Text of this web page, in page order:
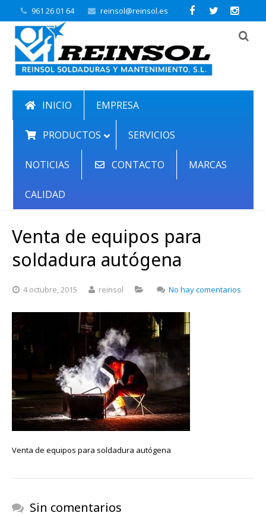
961 26 01 64 reinsol@reinsol.es
INICIO EMPRESA
PRODUCTOS SERVICIOS
NOTICIAS CONTACTO MARCAS
CALIDAD
Venta de equipos para
soldadura autógena
4 octubre, 2015 reinsol No hay comentarios
Venta de equipos para soldadura autógena
Sin comentarios